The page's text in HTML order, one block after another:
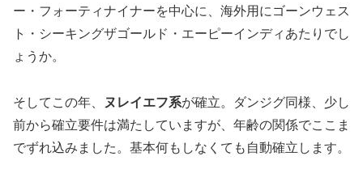
ー・フォーティナイナーを中心に、海外用にゴーンウェス
ト・シーキングザゴールド・エーピーインディあたりでし
ょうか。
そしてこの年、 ヌレイエフ系が確立。ダンジグ同様、少し
前から確立要件は満たしていますが、年齢の関係でここま
でずれ込みました。基本何もしなくても自動確立します。